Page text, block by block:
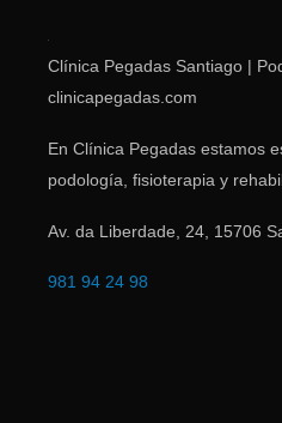
Clínica Pegadas Santiago |
clinicapegadas.com
En Clínica Pegadas estamos
podología, fisioterapia y
Av. da Liberdade, 24 15706
981 94 24 98